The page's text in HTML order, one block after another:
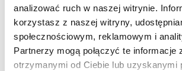
analizować ruch w naszej witrynie.
korzystasz z naszej witryny,
społecznościowym, reklamowym i
Partnerzy mogą połączyć te informacje
otrzymanymi od Ciebie lub uzyskanymi
Pingback: สล็อต ฝากถอน true wallet เว็